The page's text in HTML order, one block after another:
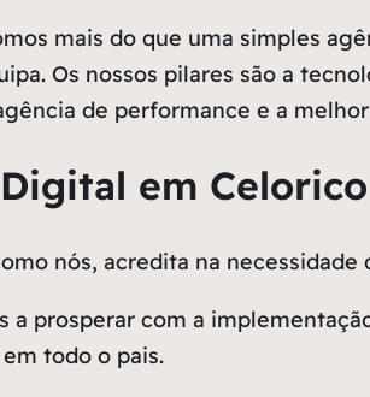
mais do que uma simples
Os nossos pilares são a
de performance e a
em
nós, acredita na necessidade
a prosperar com a
todo o pais.